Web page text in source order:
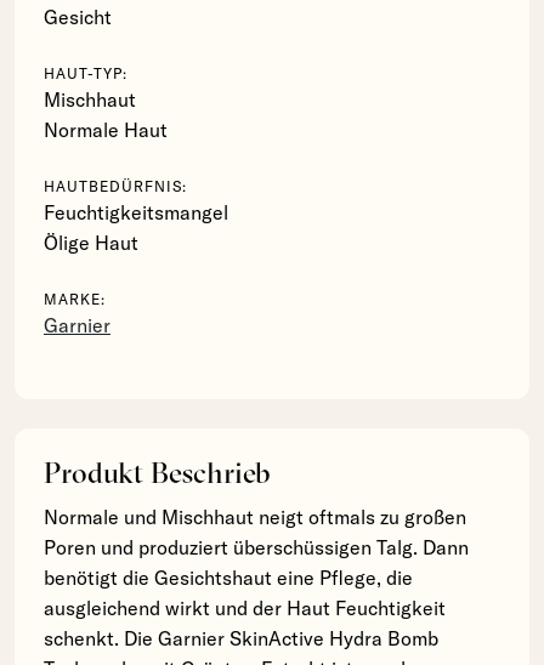
Gesicht
HAUT-TYP:
Mischhaut
Normale Haut
HAUTBEDÜRFNIS:
Feuchtigkeitsmangel
Ölige Haut
MARKE:
Garnier
Produkt Beschrieb
Normale und Mischhaut neigt oftmals zu großen
Poren und produziert überschüssigen Talg. Dann
benötigt die Gesichtshaut eine Pflege, die
ausgleichend wirkt und der Haut Feuchtigkeit
schenkt. Die Garnier SkinActive Hydra Bomb